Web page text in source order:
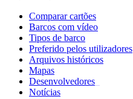
Comparar cartões
Barcos com vídeo
Tipos de barco
Preferido pelos utilizadores
Arquivos históricos
Mapas
Desenvolvedores
Notícias